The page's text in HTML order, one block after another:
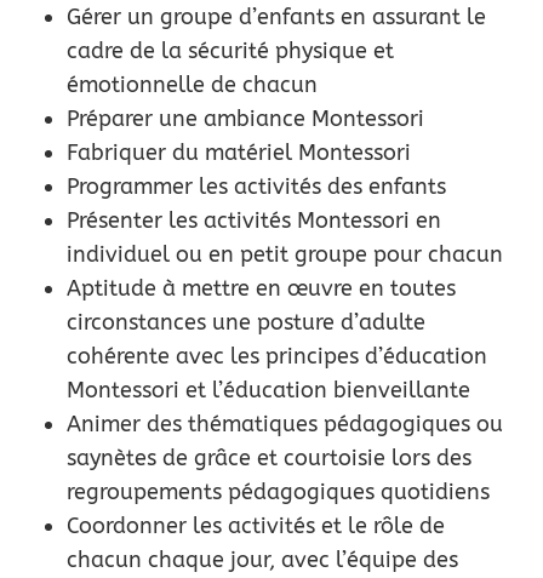
Gérer un groupe d’enfants en assurant le
cadre de la sécurité physique et
émotionnelle de chacun
Préparer une ambiance Montessori
Fabriquer du matériel Montessori
Programmer les activités des enfants
Présenter les activités Montessori en
individuel ou en petit groupe pour chacun
Aptitude à mettre en œuvre en toutes
circonstances une posture d’adulte
cohérente avec les principes d’éducation
Montessori et l’éducation bienveillante
Animer des thématiques pédagogiques ou
saynètes de grâce et courtoisie lors des
regroupements pédagogiques quotidiens
Coordonner les activités et le rôle de
chacun chaque jour, avec l’équipe des